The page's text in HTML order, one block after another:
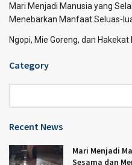
Mari Menjadi Manusia yang
Menebarkan Manfaat Seluas-
Ngopi, Mie Goreng, dan Hakekat
Category
Recent News
Mari Menjadi
Sesama dan